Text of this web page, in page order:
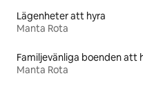
Lägenheter att hyra
Manta Rota
Manta Rota